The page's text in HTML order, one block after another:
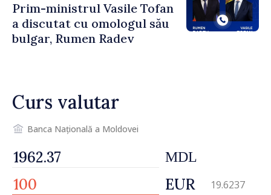
Prim-ministrul Vasile Tofan
a discutat cu omologul său
bulgar, Rumen Radev
Curs valutar
Banca Națională a Moldovei
MDL
EUR 19.6237